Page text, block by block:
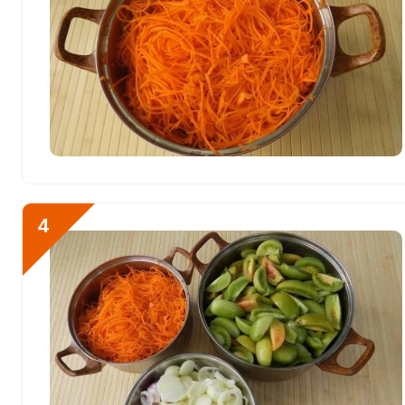
Кобальт 83.5 мкг
Литий 60 мкг
Марганец 1005.5 мкг
Медь 1894.9 мкг
Рубидий
Селен 13.1 мкг
Фтор 861.8 мкг
Хром 50 мкг
Цинк 14 мг
4